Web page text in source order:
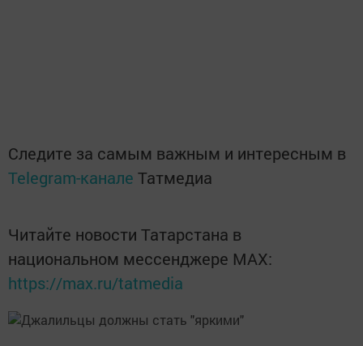
Следите за самым важным и интересным в
Telegram-канале Татмедиа
Читайте новости Татарстана в
национальном мессенджере MАХ:
https://max.ru/tatmedia